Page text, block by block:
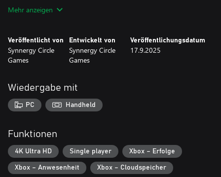
Mehr anzeigen
Veröffentlicht von
Synnergy Circle
Games
Entwickelt von
Synnergy Circle
Games
Veröffentlichungsdatum
17.9.2025
Wiedergabe mit
PC Handheld
Funktionen
4K Ultra HD Single player Xbox – Erfolge
Xbox – Anwesenheit Xbox – Cloudspeicher